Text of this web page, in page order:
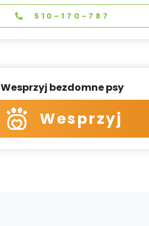
510-170-787
Wesprzyj bezdomne psy
Wesprzyj